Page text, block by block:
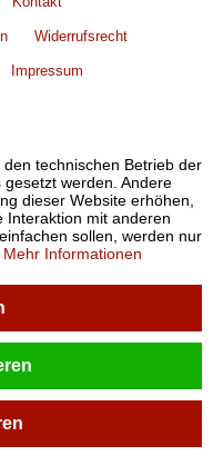
Widerrufsrecht
Impressum
technischen Betrieb der
werden. Andere
dieser Website erhöhen,
Interaktion mit anderen
sollen, werden nur
Mehr Informationen